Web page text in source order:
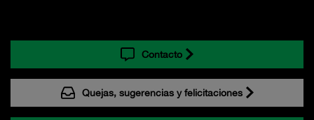
Contacto
Quejas, sugerencias y felicitaciones